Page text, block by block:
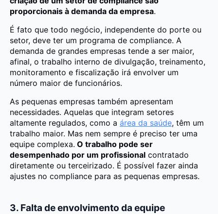
proporcionais à demanda da empresa.
É fato que todo negócio, independente do porte ou
setor, deve ter um programa de compliance. A
demanda de grandes empresas tende a ser maior,
afinal, o trabalho interno de divulgação, treinamento,
monitoramento e fiscalização irá envolver um
número maior de funcionários.
As pequenas empresas também apresentam
necessidades. Aquelas que integram setores
altamente regulados, como a área da saúde, têm um
trabalho maior. Mas nem sempre é preciso ter uma
equipe complexa. O trabalho pode ser
desempenhado por um profissional contratado
diretamente ou terceirizado. É possível fazer ainda
ajustes no compliance para as pequenas empresas.
3. Falta de envolvimento da equipe